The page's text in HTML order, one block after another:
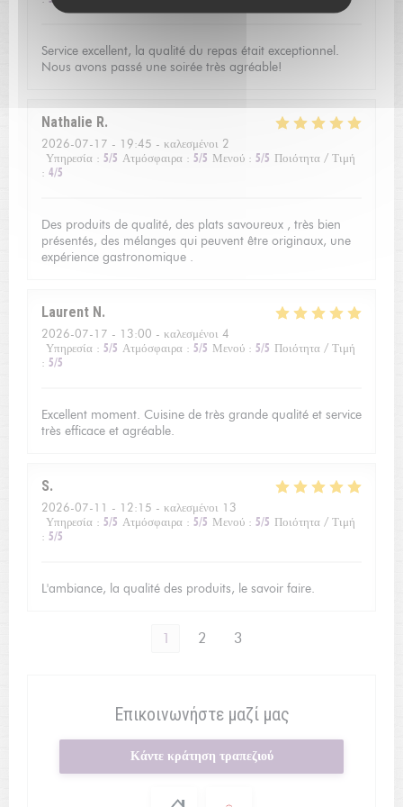
Service excellent, la qualité du repas était exceptionnel.
Nous avons passé une soirée très agréable!
Nathalie R
2026-07-17 - 19:45 - καλεσμένοι 2
Υπηρεσία : 5/5 Ατμόσφαιρα : 5/5 Μενού : 5/5 Ποιότητα / Τιμή
: 4/5
Des produits de qualité, des plats savoureux , très bien
présentés, des mélanges qui peuvent être originaux, une
expérience gastronomique .
Laurent N
2026-07-17 - 13:00 - καλεσμένοι 4
Υπηρεσία : 5/5 Ατμόσφαιρα : 5/5 Μενού : 5/5 Ποιότητα / Τιμή
: 5/5
Excellent moment. Cuisine de très grande qualité et service
très efficace et agréable.
S
2026-07-11 - 12:15 - καλεσμένοι 13
Υπηρεσία : 5/5 Ατμόσφαιρα : 5/5 Μενού : 5/5 Ποιότητα / Τιμή
: 5/5
L'ambiance, la qualité des produits, le savoir faire.
1 2 3
Επικοινωνήστε μαζί μας
Κάντε κράτηση τραπεζιού